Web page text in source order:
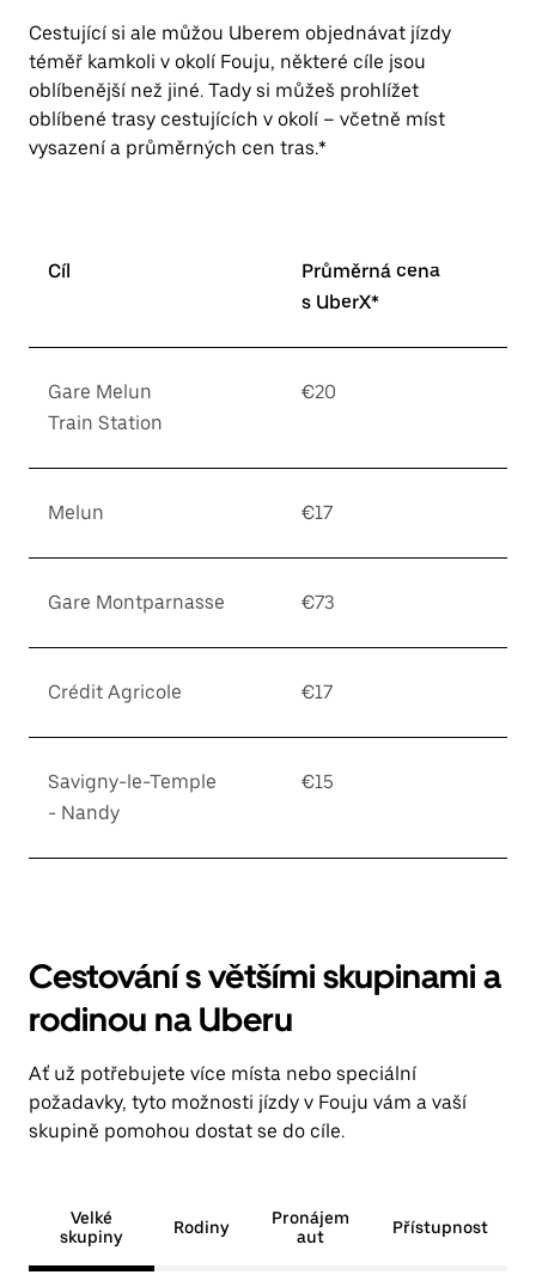
Cestující si ale můžou Uberem objednávat jízdy
téměř kamkoli v okolí Fouju, některé cíle jsou
oblíbenější než jiné. Tady si můžeš prohlížet
oblíbené trasy cestujících v okolí – včetně míst
vysazení a průměrných cen tras.*
Cíl
Průměrná cena
s UberX*
Gare Melun
Train Station
€20
Melun €17
Gare Montparnasse €73
Crédit Agricole €17
Savigny-le-Temple
- Nandy
€15
Cestování s většími skupinami a
rodinou na Uberu
Ať už potřebujete více místa nebo speciální
požadavky, tyto možnosti jízdy v Fouju vám a vaší
skupině pomohou dostat se do cíle.
Velké
skupiny
Rodiny
Pronájem
aut
Přístupnost